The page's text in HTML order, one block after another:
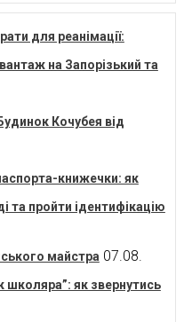
для реанімації:
на Запорізький та
Кочубея від
книжечки: як
та пройти ідентифікацію
майстра 07.08.
як звернутись